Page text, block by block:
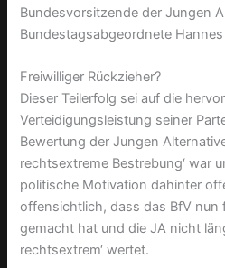
Bundesvorsitzende der Jungen
Bundestagsabgeordnete
Freiwilliger Rückzieher?
Dieser Teilerfolg sei auf die
Verteidigungsleistung seiner
Bewertung der Jungen
rechtsextreme Bestrebung‘ war
politische Motivation dahinter
offensichtlich, dass das BfV nun
gemacht hat und die JA nicht
rechtsextrem‘ wertet.